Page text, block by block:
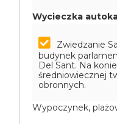
Wycieczka
Zwiedzanie
budynek
Del Sant. Na
średniowiecznej
obronnych.
Wypoczynek,